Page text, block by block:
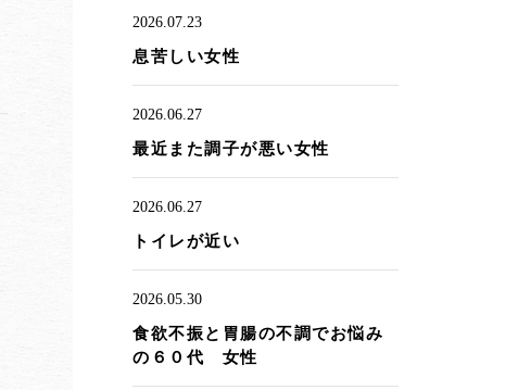
2026.07.23
息苦しい女性
2026.06.27
最近また調子が悪い女性
2026.06.27
トイレが近い
2026.05.30
食欲不振と胃腸の不調でお悩み
の６０代 女性